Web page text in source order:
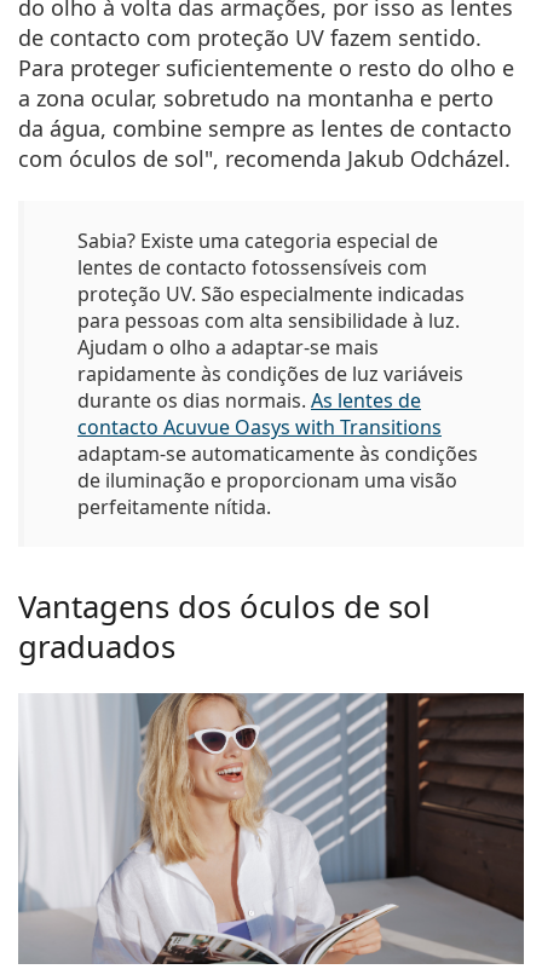
do olho à volta das armações, por isso as lentes
de contacto com proteção UV fazem sentido.
Para proteger suficientemente o resto do olho e
a zona ocular, sobretudo na montanha e perto
da água, combine sempre as lentes de contacto
com óculos de sol", recomenda Jakub Odcházel.
Sabia? Existe uma categoria especial de
lentes de contacto fotossensíveis com
proteção UV. São especialmente indicadas
para pessoas com alta sensibilidade à luz.
Ajudam o olho a adaptar-se mais
rapidamente às condições de luz variáveis
durante os dias normais. As lentes de
contacto Acuvue Oasys with Transitions
adaptam-se automaticamente às condições
de iluminação e proporcionam uma visão
perfeitamente nítida.
Vantagens dos óculos de sol
graduados